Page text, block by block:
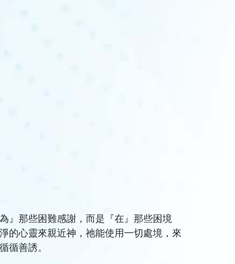
』那些困難感謝，而是『在』那些困境
的心靈來親近神，祂能使用一切處境，來
循善誘。